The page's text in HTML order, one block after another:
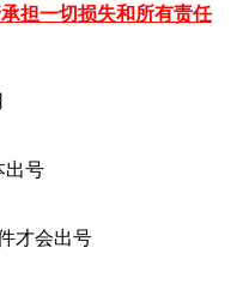
担一切损失和所有责任
出号
才会出号